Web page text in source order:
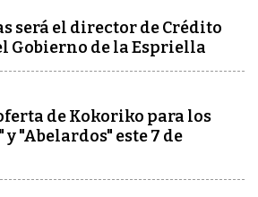
será el director de Crédito
Gobierno de la Espriella
de Kokoriko para los
y "Abelardos" este 7 de